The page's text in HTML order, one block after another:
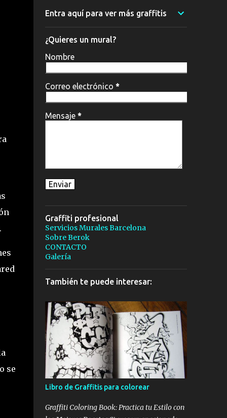
se
Entra aquí para ver más graffitis
¿Quieres un mural?
Nombre
Correo electrónico *
Mensaje *
Graffiti profesional
Servicios Murales Barcelona
Sobre Berok
CONTACTO
Galería
También te puede interesar:
Libro de Graffitis para colorear
Graffiti Coloring Book: Practica tu Estilo con